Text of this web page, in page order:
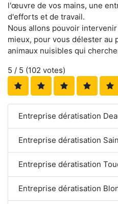
l'œuvre de vos mains, une
d'efforts et de travail.
Nous allons pouvoir
mieux, pour vous délester au
animaux nuisibles qui
5 / 5 (102 votes)
Entreprise dératisation
Entreprise dératisation
Entreprise dératisation
Entreprise dératisation